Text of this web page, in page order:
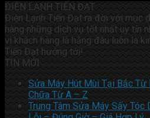
ĐIỆN LẠNH TIẾN ĐẠT
Điện Lạnh Tiến Đạt ra đời với mục
hàng những dịch vụ tốt nhất uy tín
vì khách hàng là hằng đâu luôn là
Tiến Đạt hướng tới!
TIN MỚI
Sửa Máy Hút Mùi Tại Bắc
Chữa Từ A – Z
Trung Tâm Sửa Máy Sấy